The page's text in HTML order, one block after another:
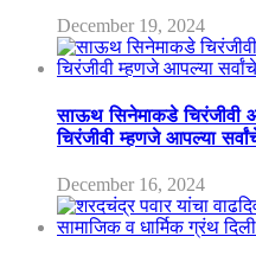
December 19, 2024
साऊथ सिनेमाकडे चिरंजीवी
चिरंजीवी म्हणजे आपल्या
December 16, 2024